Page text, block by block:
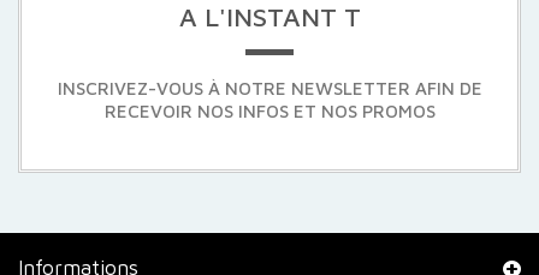
A L'INSTANT T
INSCRIVEZ-VOUS À NOTRE NEWSLETTER AFIN DE
RECEVOIR NOS INFOS ET NOS PROMOS
Informations